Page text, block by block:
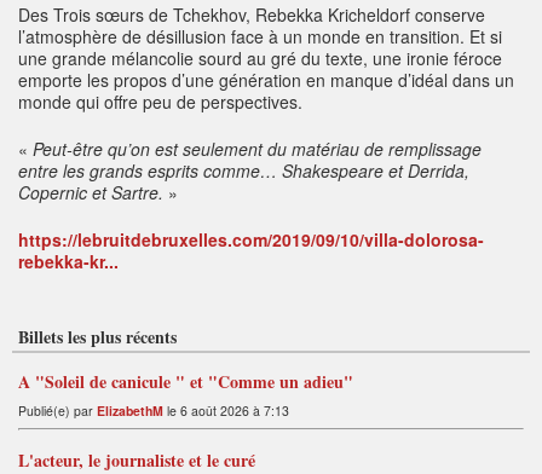
Des Trois sœurs de Tchekhov, Rebekka Kricheldorf conserve
l’atmosphère de désillusion face à un monde en transition. Et si
une grande mélancolie sourd au gré du texte, une ironie féroce
emporte les propos d’une génération en manque d’idéal dans un
monde qui offre peu de perspectives.
« Peut-être qu’on est seulement du matériau de remplissage
entre les grands esprits comme… Shakespeare et Derrida,
Copernic et Sartre. »
https://lebruitdebruxelles.com/2019/09/10/villa-dolorosa-
rebekka-kr...
Billets les plus récents
A "Soleil de canicule " et "Comme un adieu"
Publié(e) par ElizabethM le 6 août 2026 à 7:13
L'acteur, le journaliste et le curé